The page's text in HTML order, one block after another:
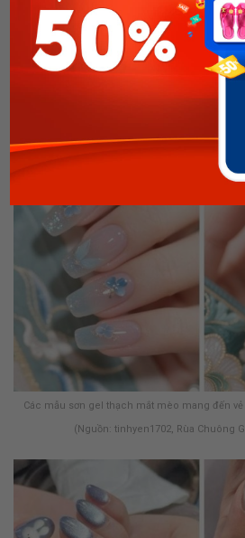
nổi bật, cá tính. Bạn có thể thoải mái
thích, nhưng nên tiết chế, tập trung
để tổng thể hài hòa. Và đừng quên
Các mẫu sơn gel thạch mắt mèo mang đến
(Nguồn: tinhyen1702, Rùa Chuông